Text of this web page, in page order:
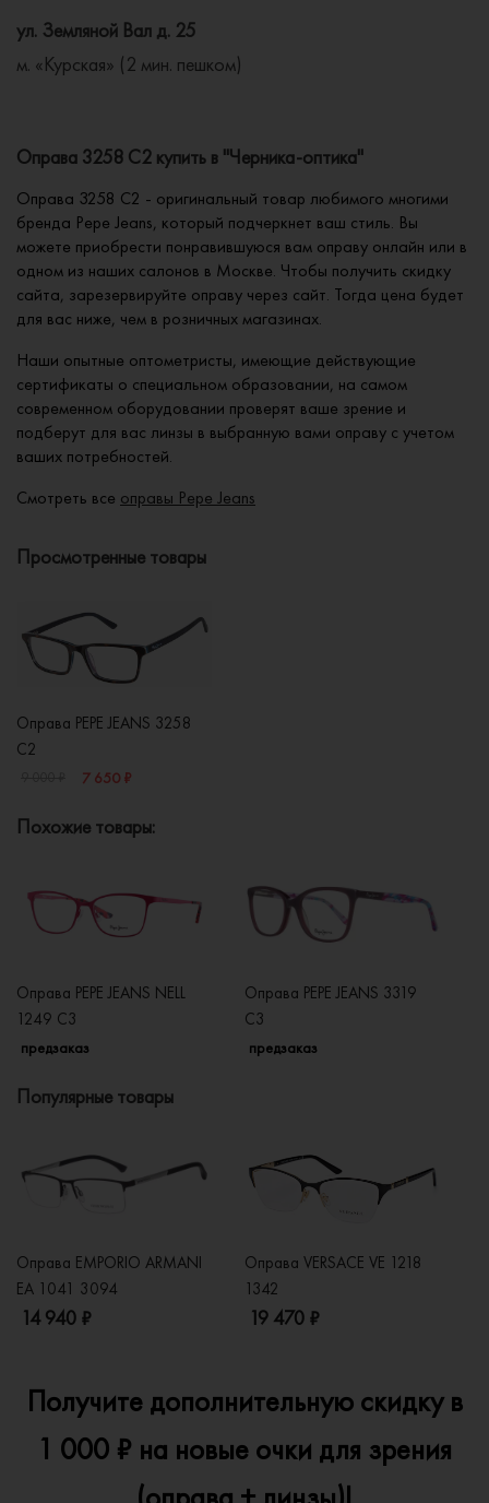
ул. Земляной Вал д. 25
м. «Курская» (2 мин. пешком)
Оправа 3258 C2 купить в "Черника-оптика"
Оправа 3258 C2 - оригинальный товар любимого многими
бренда Pepe Jeans, который подчеркнет ваш стиль. Вы
можете приобрести понравившуюся вам оправу онлайн или в
одном из наших салонов в Москве. Чтобы получить скидку
сайта, зарезервируйте оправу через сайт. Тогда цена будет
для вас ниже, чем в розничных магазинах.
Наши опытные оптометристы, имеющие действующие
сертификаты о специальном образовании, на самом
современном оборудовании проверят ваше зрение и
подберут для вас линзы в выбранную вами оправу с учетом
ваших потребностей.
Смотреть все оправы Pepe Jeans
Просмотренные товары
Оправа PEPE JEANS 3258
C2
7 650 ₽
Похожие товары:
Оправа PEPE JEANS NELL
1249 C3
предзаказ
Оправа PEPE JEANS 3319
С3
предзаказ
Популярные товары
Оправа EMPORIO ARMANI
EA 1041 3094
14 940 ₽
Оправа VERSACE VE 1218
1342
19 470 ₽
Получите дополнительную скидку в
1 000 ₽ на новые очки для зрения